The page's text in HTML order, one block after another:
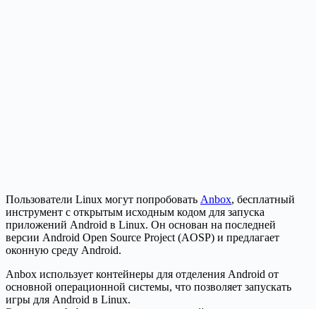
Пользователи Linux могут попробовать Anbox, бесплатный
инструмент с открытым исходным кодом для запуска
приложений Android в Linux. Он основан на последней
версии Android Open Source Project (AOSP) и предлагает
оконную среду Android.
Anbox использует контейнеры для отделения Android от
основной операционной системы, что позволяет запускать
игры для Android в Linux.